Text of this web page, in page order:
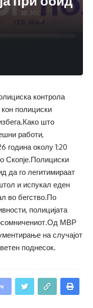
контрола
полициски
што
работи,
година околу 1:20
Скопје.Полициски
да го легитимираат
и испукал еден
во бегство.По
полицијата
МВР
на случајот
поднесок.